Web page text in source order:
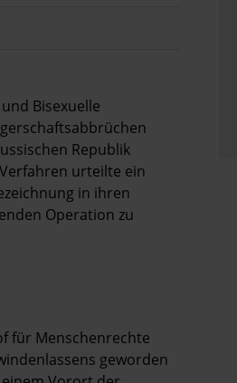
Bisexuelle
Republik
urteilte ein
in ihren
Operation zu
für Menschenrechte
geworden